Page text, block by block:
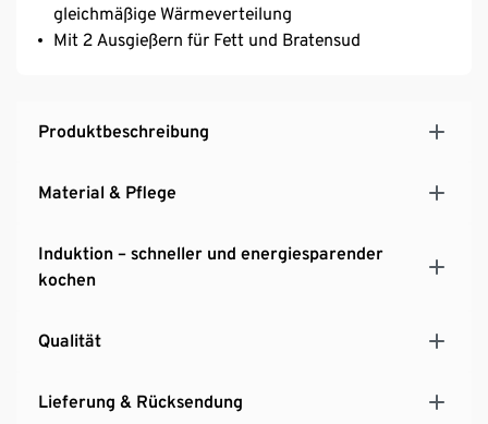
gleichmäßige Wärmeverteilung
Mit 2 Ausgießern für Fett und Bratensud
Produktbeschreibung
Material & Pflege
Induktion – schneller und energiesparender
kochen
Qualität
Lieferung & Rücksendung